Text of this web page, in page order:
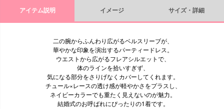
アイテム説明 イメージ サイズ・詳細
二の腕からふんわり広がるベルスリーブが、
華やかな印象を演出するパーティードレス。
ウエストから広がるフレアシルエットで、
体のラインを拾いすぎず、
気になる部分をさりげなくカバーしてくれます。
チュール×レースの透け感が軽やかさをプラスし、
ネイビーカラーでも重たく見えないのが魅力。
結婚式のお呼ばれにぴったりの1着です。